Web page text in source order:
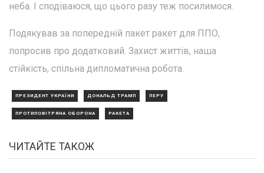
неба. І сподіваюся, що цього разу теж посилимося.
Подякував за попередній пакет ракет для ППО,
попросив про додатковий. Захист життів, наша
стійкість, спільна дипломатична робота.
ПРЕЗИДЕНТ УКРАЇНИ ДОНАЛЬД ТРАМП ПЕРУ
ПРОТИПОВІТРЯНА ОБОРОНА РАКЕТА
ЧИТАЙТЕ ТАКОЖ